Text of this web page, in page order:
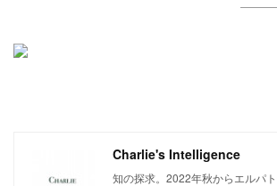
Charlie's Intelligence
知の探求。2022年秋からエルパ